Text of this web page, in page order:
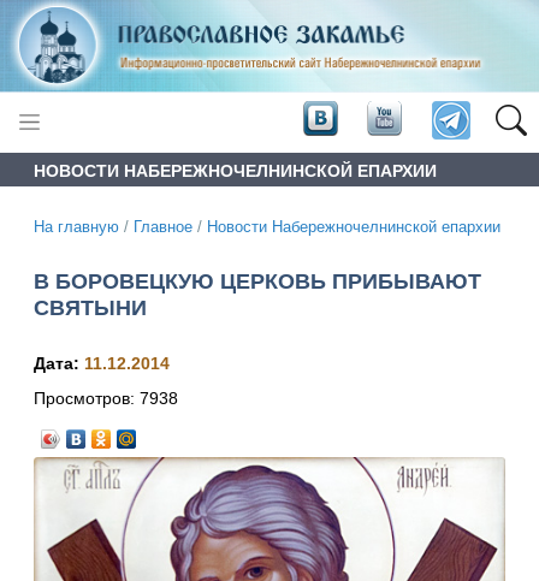
НОВОСТИ НАБЕРЕЖНОЧЕЛНИНСКОЙ ЕПАРХИИ
На главную / Главное / Новости Набережночелнинской епархии
В БОРОВЕЦКУЮ ЦЕРКОВЬ ПРИБЫВАЮТ
СВЯТЫНИ
Дата: 11.12.2014
Просмотров: 7938